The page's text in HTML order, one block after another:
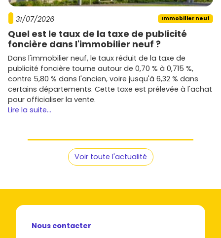
31/07/2026 Immobilier neuf
Quel est le taux de la taxe de publicité
foncière dans l'immobilier neuf ?
Dans l'immobilier neuf, le taux réduit de la taxe de
publicité foncière tourne autour de 0,70 % à 0,715 %,
contre 5,80 % dans l'ancien, voire jusqu'à 6,32 % dans
certains départements. Cette taxe est prélevée à l'achat
pour officialiser la vente.
Lire la suite...
Voir toute l'actualité
Nous contacter